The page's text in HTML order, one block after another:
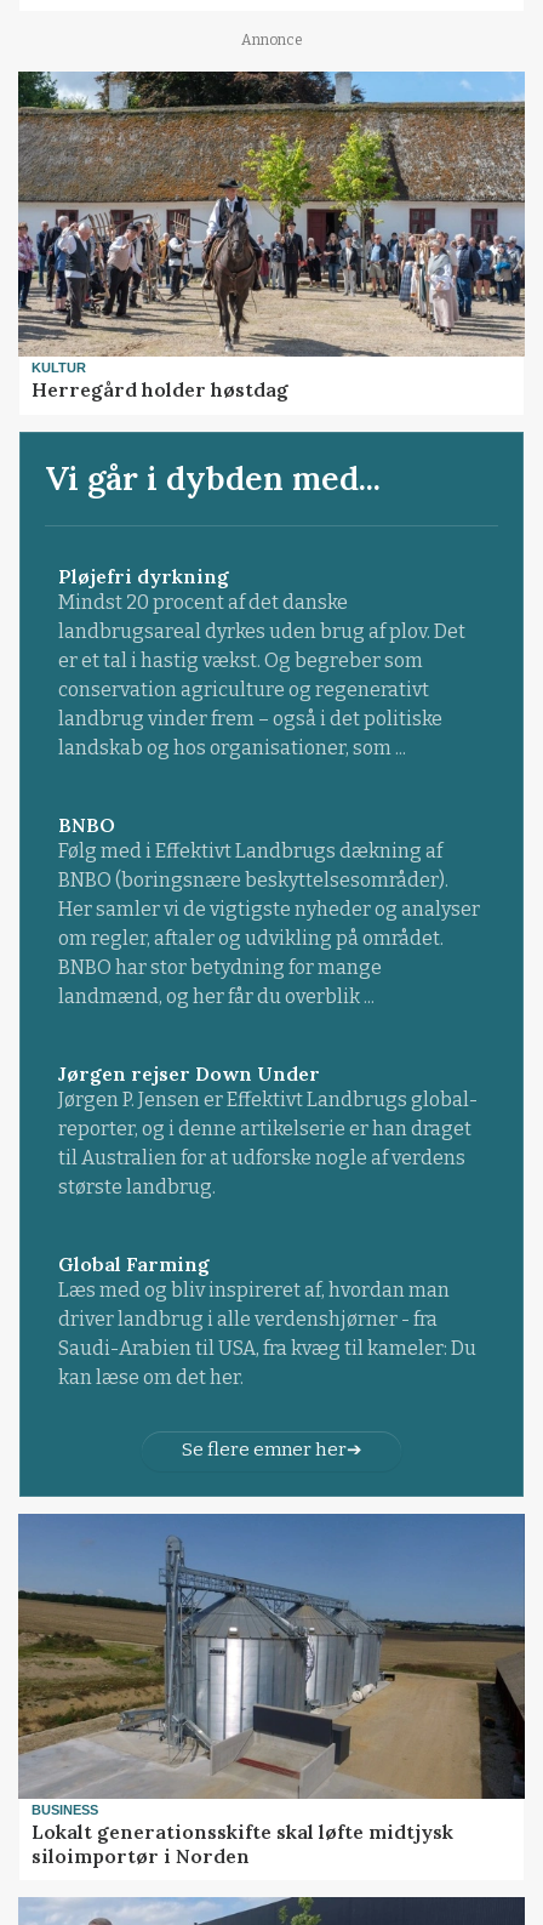
Annonce
KULTUR
Herregård holder høstdag
Vi går i dybden med...
Pløjefri dyrkning
Mindst 20 procent af det danske
landbrugsareal dyrkes uden brug af plov. Det
er et tal i hastig vækst. Og begreber som
conservation agriculture og regenerativt
landbrug vinder frem – også i det politiske
landskab og hos organisationer, som ...
BNBO
Følg med i Effektivt Landbrugs dækning af
BNBO (boringsnære beskyttelsesområder).
Her samler vi de vigtigste nyheder og analyser
om regler, aftaler og udvikling på området.
BNBO har stor betydning for mange
landmænd, og her får du overblik ...
Jørgen rejser Down Under
Jørgen P. Jensen er Effektivt Landbrugs global-
reporter, og i denne artikelserie er han draget
til Australien for at udforske nogle af verdens
største landbrug.
Global Farming
Læs med og bliv inspireret af, hvordan man
driver landbrug i alle verdenshjørner - fra
Saudi-Arabien til USA, fra kvæg til kameler: Du
kan læse om det her.
Se flere emner her
BUSINESS
Lokalt generationsskifte skal løfte midtjysk
siloimportør i Norden